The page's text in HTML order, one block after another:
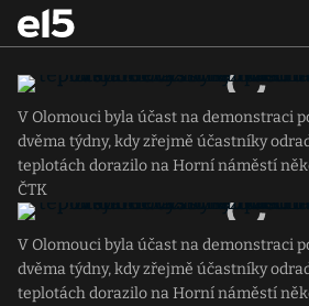
V Olomouci byla účast na demonstraci
dvěma týdny, kdy zřejmě účastníky
teplotách dorazilo na Horní náměstí
ČTK
V Olomouci byla účast na demonstraci
dvěma týdny, kdy zřejmě účastníky
teplotách dorazilo na Horní náměstí